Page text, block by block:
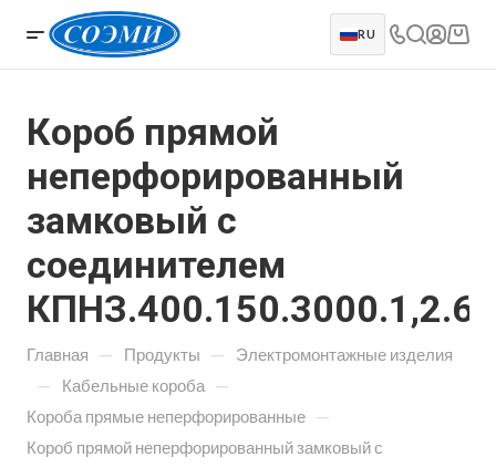
RU
Короб прямой
неперфорированный
замковый с
соединителем
КПНЗ.400.150.3000.1,2.6
Главная — Продукты — Электромонтажные изделия
— Кабельные короба —
Короба прямые неперфорированные —
Короб прямой неперфорированный замковый с